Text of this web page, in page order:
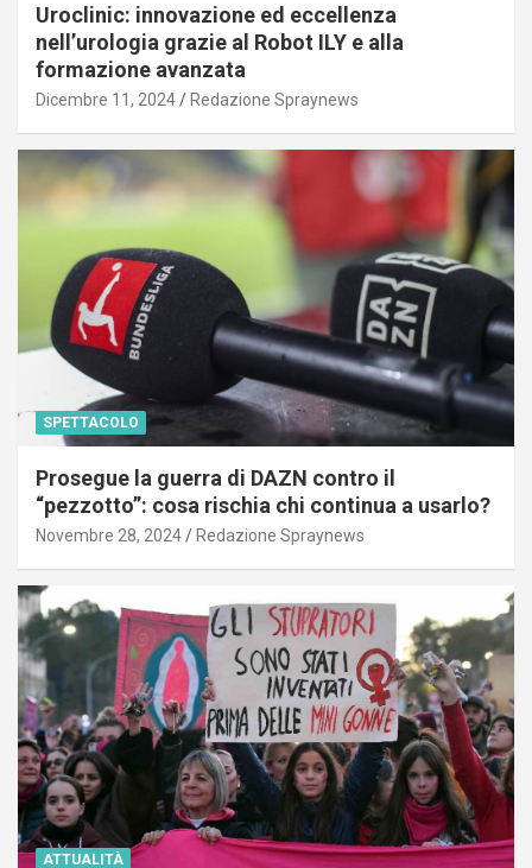
Uroclinic: innovazione ed eccellenza
nell’urologia grazie al Robot ILY e alla
formazione avanzata
Dicembre 11, 2024 Redazione Spraynews
SPETTACOLO
Prosegue la guerra di DAZN contro il
“pezzotto”: cosa rischia chi continua a usarlo?
Novembre 28, 2024 Redazione Spraynews
ATTUALITÀ